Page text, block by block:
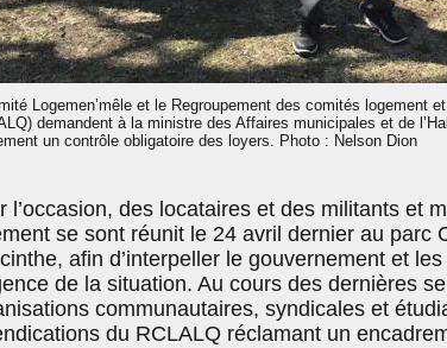
Logemen’mêle et le Regroupement des comités logement
demandent à la ministre des Affaires municipales et de
un contrôle obligatoire des loyers. Photo : Nelson Dion
l’occasion, des locataires et des militants et
se sont réunit le 24 avril dernier au parc
afin d’interpeller le gouvernement et
de la situation. Au cours des dernières
communautaires, syndicales et
du RCLALQ réclamant un